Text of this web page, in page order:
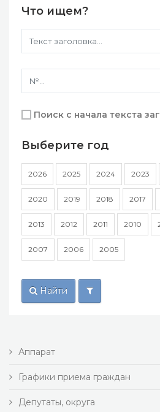
Что ищем?
Поиск с начала текста
Выберите год
2026 2025 2024 2023
2020 2019 2018 2017
2013 2012 2011 2010
2007 2006 2005
Найти
Аппарат
Графики приема граждан
Депутаты, округа